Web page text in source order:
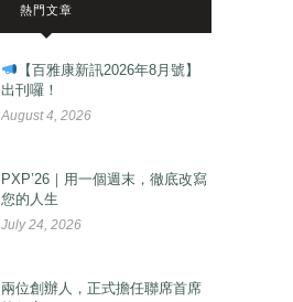
熱門文章
【百雅康新訊2026年8月號】
出刊囉！
August 4, 2026
PXP’26｜用一個週末，徹底改寫
您的人生
July 24, 2026
兩位創辦人，正式擔任聯席首席